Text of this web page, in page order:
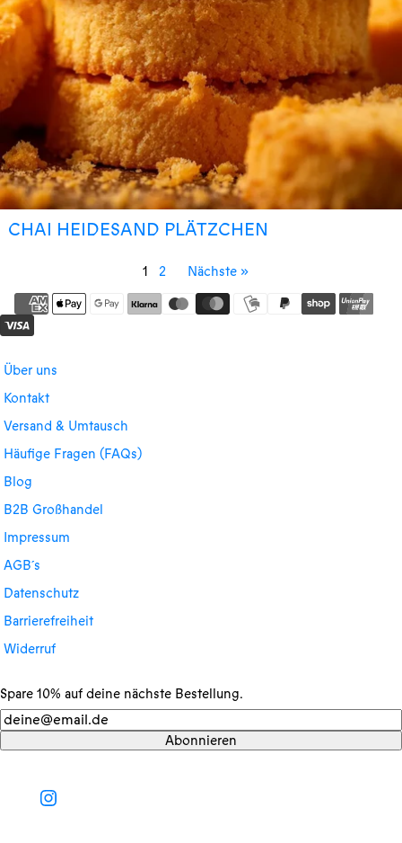
CHAI HEIDESAND PLÄTZCHEN
1 2 Nächste »
Über uns
Kontakt
Versand & Umtausch
Häufige Fragen (FAQs)
Blog
B2B Großhandel
Impressum
AGB´s
Datenschutz
Barrierefreiheit
Widerruf
Spare 10% auf deine nächste Bestellung.
Newsletter
Abonnieren